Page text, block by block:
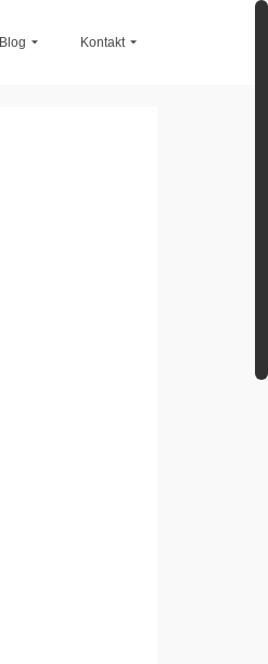
Blog Kontakt